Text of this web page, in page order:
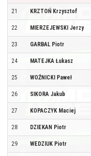
21 KRZTOŃ Krzysztof
22 MIERZEJEWSKI Jerzy
23 GARBAL Piotr
24 MATEJKA Łukasz
25 WOŹNICKI Paweł
26 SIKORA Jakub
27 KOPACZYK Maciej
28 DZIEKAN Piotr
29 WEDZIUK Piotr